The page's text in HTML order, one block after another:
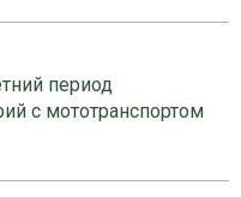
период
с мототранспортом